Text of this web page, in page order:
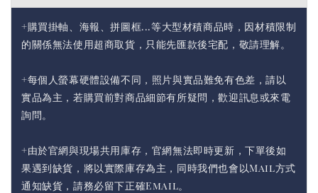
+購買掛軸、海報、拼圖框...等大型材積商品時，因材積限制
的關係無法使用超商取貨，只能先匯款後宅配，敬請理解。
+每個人螢幕硬體設備不同，照片與實品難免有色差，請以
實品為主，若購買前對商品細節有所疑問，歡迎訊息或來電
詢問。
+由於官網與現場共用庫存，官網無法即時更新，下單後如
果遇到缺貨，將以實際庫存為主，同時我們也會以Mail方式
通知缺貨，請務必留下正確Email。